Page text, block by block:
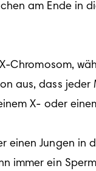
am Ende in
Chromosom,
aus, dass
X- oder
einen Jungen in
immer ein